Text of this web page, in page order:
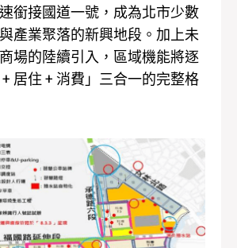
銜接國道一號，成為北市少數
產業聚落的新興地段。加上未
場的陸續引入，區域機能將逐
居住 + 消費」三合一的完整格